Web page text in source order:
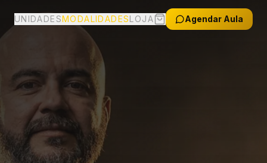
UNIDADESMODALIDADESLOJA Agendar Aula